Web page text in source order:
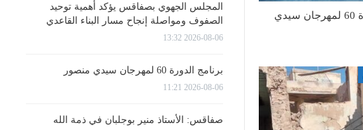
برنامج الدورة 60 لمهرجان سيدي
المجلس الجهوي بصفاقس يؤكد أهمية توحيد
الصفوف ومواصلة إنجاح مسار البناء القاعدي
2026-08-06 13:32
برنامج الدورة 60 لمهرجان سيدي منصور
2026-08-06 11:21
صفاقس: الأستاذ منير بوجلبان في ذمة الله